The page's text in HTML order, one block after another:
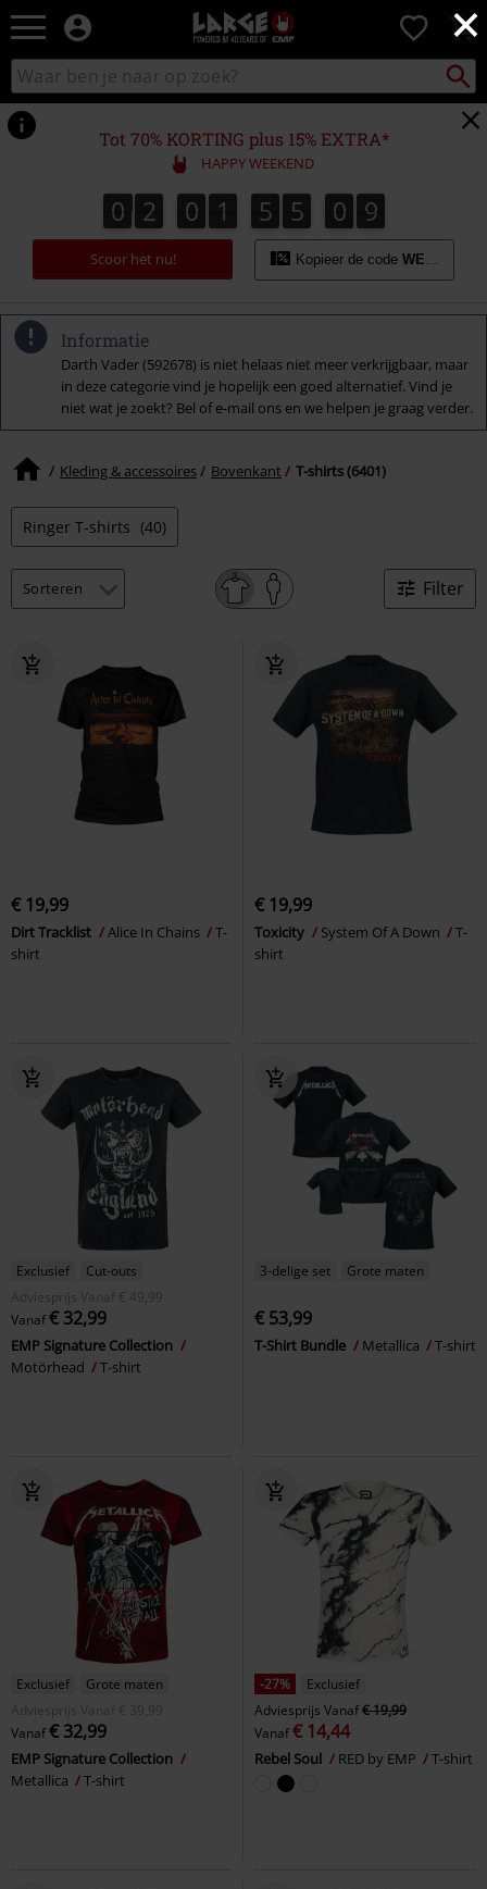
×
Large
–
Muziek-,
en
gaming-
merch
+
alternatieve
kleding
0
Zoek
in
catalogus
zoeken
Tot 70% KORTING plus 15% EXTRA*
HAPPY WEEKEND
0
0 2
2 0
0 1
1 5
5 5
5 0
1
0 7
8
7
9
8
Scoor het nu! Kopieer de code WEEKEND
Informatie
Darth Vader (592678) is niet helaas niet meer verkrijgbaar, maar
in deze categorie vind je hopelijk een goed alternatief. Vind je
niet wat je zoekt? Bel of e-mail ons en we helpen je graag verder.
Kleding & accessoires Bovenkant T-shirts (6401)
Ringer T-shirts (40)
Filter
€ 19,99
Dirt Tracklist Alice In Chains
T-
shirt
€ 19,99
Toxicity System Of A Down
T-
shirt
Exclusief
Cut-outs
Adviesprijs
Vanaf € 49,99
Vanaf€ 32,99
EMP Signature Collection
Motörhead
T-shirt
3-delige set Grote maten
€ 53,99
T-Shirt Bundle Metallica T-shirt
Exclusief
Grote maten
Adviesprijs
Vanaf € 39,99
Vanaf€ 32,99
EMP Signature Collection
Metallica
T-shirt
-27%
Exclusief
Adviesprijs Vanaf€ 19,99
Vanaf€ 14,44
Rebel Soul RED by EMP T-shirt